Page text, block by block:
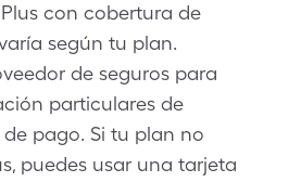
con cobertura de
según tu plan.
de seguros para
particulares de
pago. Si tu plan no
puedes usar una tarjeta